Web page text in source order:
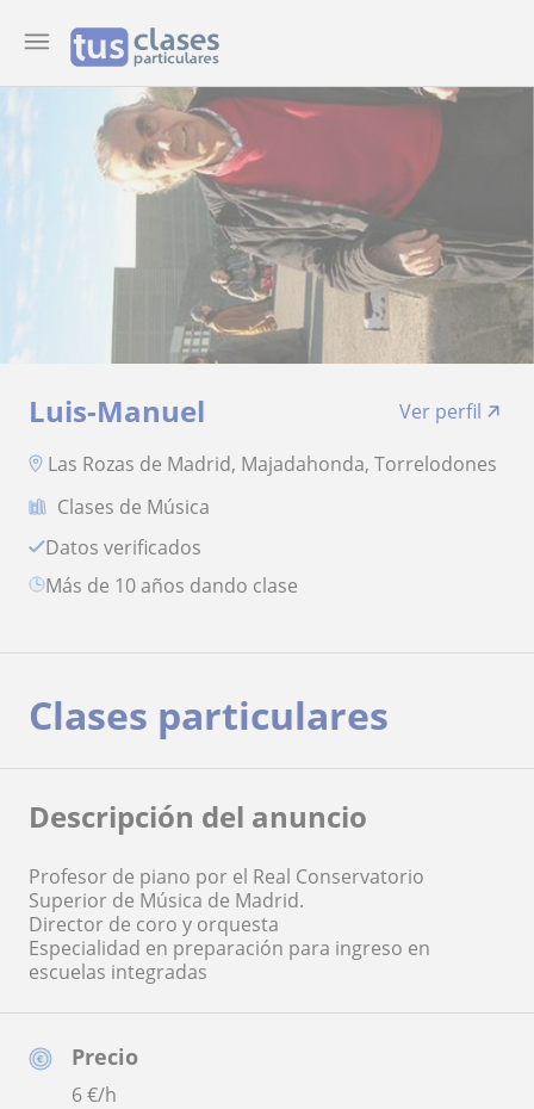
Luis-Manuel
Ver perfil
Las Rozas de Madrid, Majadahonda, Torrelodones
Clases de Música
Datos verificados
más de 10 años dando clase
Precio
6€/h
Clases particulares
Descripción del anuncio
Profesor de piano por el Real Conservatorio
Superior de Música de Madrid.
Director de coro y orquesta
Especialidad en preparación para ingreso en
escuelas integradas